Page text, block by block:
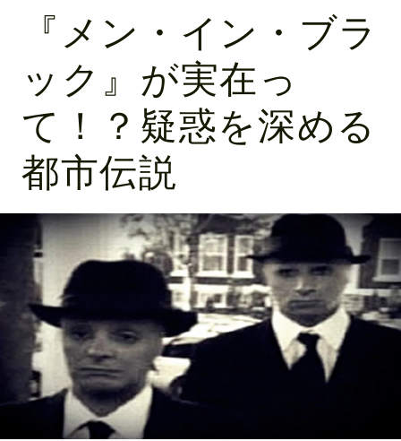
『メン・イン・ブラ
ック』が実在っ
て！？疑惑を深める
都市伝説